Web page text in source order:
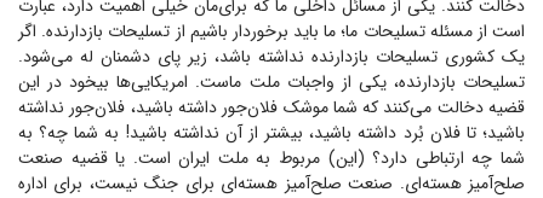
دخالت کنند. یکی از مسائل داخلی ما که برای‌مان خیلی اهمیت دارد، عبارت
است از مسئله تسلیحات ما؛ ما باید برخوردار باشیم از تسلیحات بازدارنده. اگر
یک کشوری تسلیحات بازدارنده نداشته باشد، زیر پای دشمنان له می‌شود.
تسلیحات بازدارنده، یکی از واجبات ملت ماست. امریکایی‌ها بیخود در این
قضیه دخالت می‌کنند که شما موشک فلان‌جور داشته باشید، فلان‌جور نداشته
باشید؛ تا فلان بُرد داشته باشید، بیشتر از آن نداشته باشید! به شما چه؟ به
شما چه ارتباطی دارد؟ (این) مربوط به ملت ایران است. یا قضیه صنعت
صلح‌آمیز هسته‌ای. صنعت صلح‌آمیز هسته‌ای برای جنگ نیست، برای اداره